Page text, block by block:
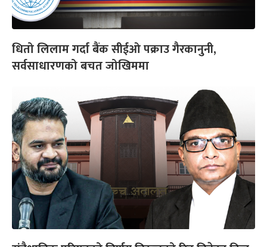
धितो लिलाम गर्दा बैंक सीईओ पक्राउ गैरकानुनी,
सर्वसाधारणको बचत जोखिममा